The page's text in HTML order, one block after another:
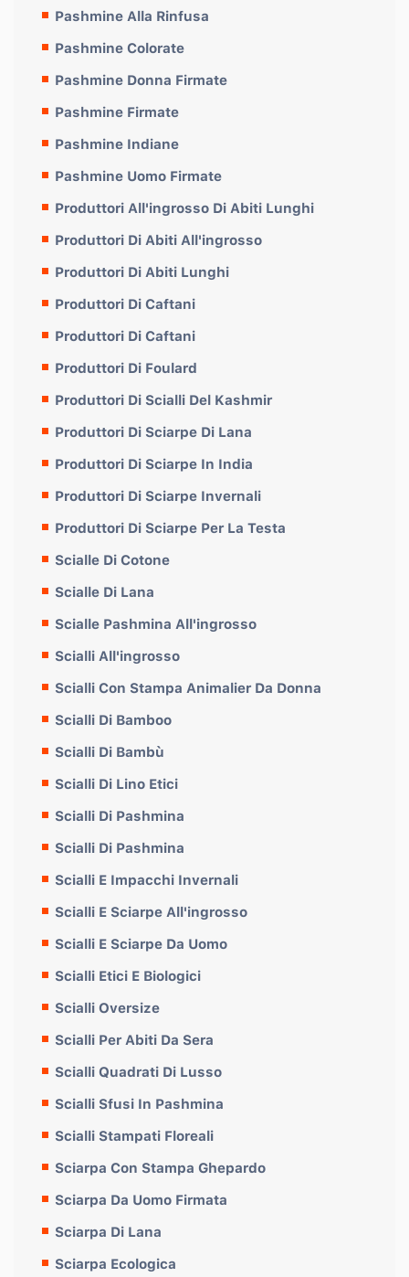
Pashmine Alla Rinfusa
Pashmine Colorate
Pashmine Donna Firmate
Pashmine Firmate
Pashmine Indiane
Pashmine Uomo Firmate
Produttori All'ingrosso Di Abiti Lunghi
Produttori Di Abiti All'ingrosso
Produttori Di Abiti Lunghi
Produttori Di Caftani
Produttori Di Caftani
Produttori Di Foulard
Produttori Di Scialli Del Kashmir
Produttori Di Sciarpe Di Lana
Produttori Di Sciarpe In India
Produttori Di Sciarpe Invernali
Produttori Di Sciarpe Per La Testa
Scialle Di Cotone
Scialle Di Lana
Scialle Pashmina All'ingrosso
Scialli All'ingrosso
Scialli Con Stampa Animalier Da Donna
Scialli Di Bamboo
Scialli Di Bambù
Scialli Di Lino Etici
Scialli Di Pashmina
Scialli Di Pashmina
Scialli E Impacchi Invernali
Scialli E Sciarpe All'ingrosso
Scialli E Sciarpe Da Uomo
Scialli Etici E Biologici
Scialli Oversize
Scialli Per Abiti Da Sera
Scialli Quadrati Di Lusso
Scialli Sfusi In Pashmina
Scialli Stampati Floreali
Sciarpa Con Stampa Ghepardo
Sciarpa Da Uomo Firmata
Sciarpa Di Lana
Sciarpa Ecologica